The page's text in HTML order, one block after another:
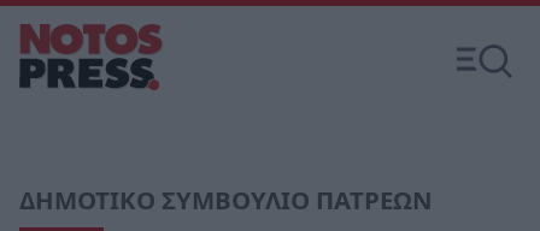
ΔΗΜΟΤΙΚΟ ΣΥΜΒΟΥΛΙΟ ΠΑΤΡΕΩΝ